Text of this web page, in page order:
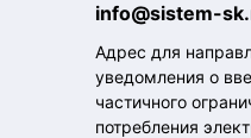
info@sistem-
Адрес для
уведомления о
частичного
потребления